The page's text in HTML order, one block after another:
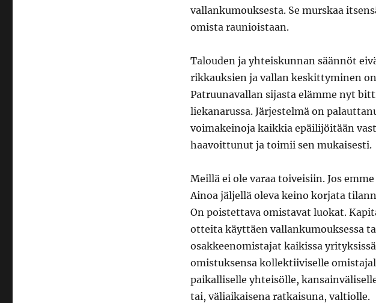
vallankumouksesta. Se murskaa
omista raunioistaan.
Talouden ja yhteiskunnan säännöt
rikkauksien ja vallan keskittyminen
Patruunavallan sijasta elämme nyt
liekanarussa. Järjestelmä on
voimakeinoja kaikkia epäilijöitään
haavoittunut ja toimii sen mukaisesti.
Meillä ei ole varaa toiveisiin. Jos
Ainoa jäljellä oleva keino korjata
On poistettava omistavat luokat.
otteita käyttäen vallankumouksessa
osakkeenomistajat kaikissa
omistuksensa kollektiiviselle
paikalliselle yhteisölle,
tai, väliaikaisena ratkaisuna, valtiolle.